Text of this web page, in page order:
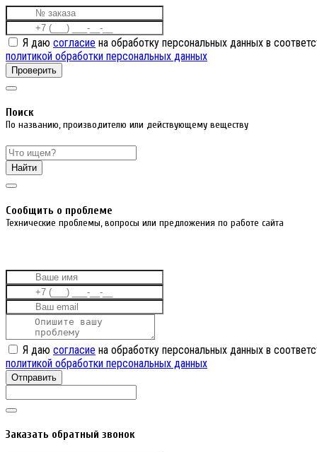
Я даю согласие на обработку персональных данных в
политикой обработки персональных данных
Проверить
Поиск
По названию, производителю или действующему веществу
Найти
Cообщить о проблеме
Технические проблемы, вопросы или предложения по работе сайта
Я даю согласие на обработку персональных данных в
политикой обработки персональных данных
Отправить
Заказать обратный звонок